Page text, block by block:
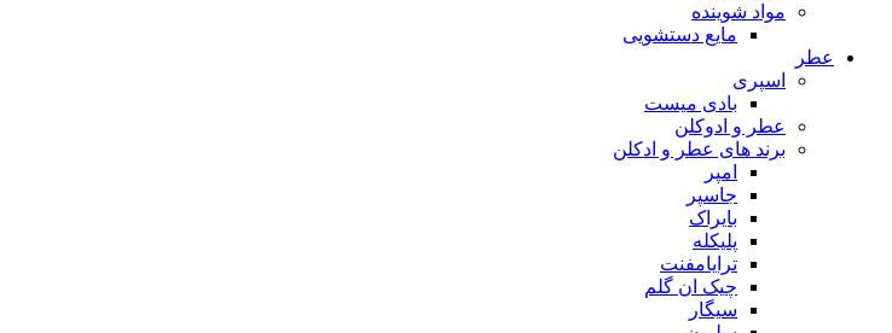
مواد شوینده
مایع دستشویی
عطر
اسپری
بادی میست
عطر و ادوکلن
برند های عطر و ادکلن
امپر
جاسپر
بایراک
پلیکله
ترایامفنت
چیک ان گلم
سیگار